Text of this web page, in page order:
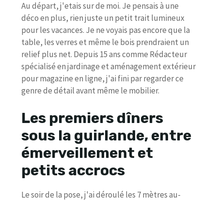
Au départ, j'etais sur de moi. Je pensais à une
déco en plus, rien juste un petit trait lumineux
pour les vacances. Je ne voyais pas encore que la
table, les verres et même le bois prendraient un
relief plus net. Depuis 15 ans comme Rédacteur
spécialisé en jardinage et aménagement extérieur
pour magazine en ligne, j'ai fini par regarder ce
genre de détail avant même le mobilier.
Les premiers dîners
sous la guirlande, entre
émerveillement et
petits accrocs
Le soir de la pose, j'ai déroulé les 7 mètres au-